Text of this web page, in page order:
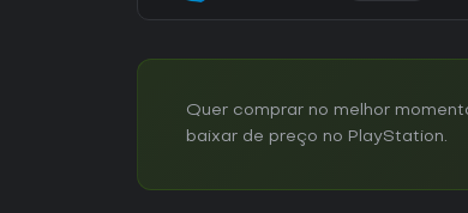
Quer comprar no melhor
baixar de preço no PlayStation.